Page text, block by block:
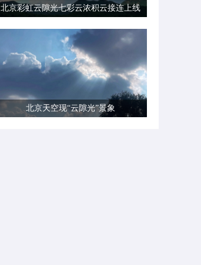
北京彩虹云隙光七彩云浓积云接连上线
北京天空现“云隙光”景象